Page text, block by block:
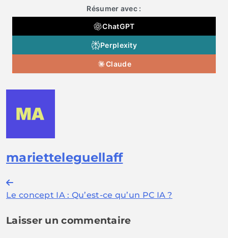
Résumer avec :
ChatGPT
Perplexity
Claude
marietteleguellaff
Navigation
de
l’article
Le concept IA : Qu’est-ce qu’un PC IA ?
Laisser un commentaire